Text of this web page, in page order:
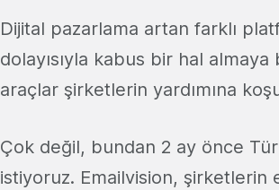
Dijital pazarlama artan farklı
dolayısıyla kabus bir hal
araçlar şirketlerin yardımına
Çok değil, bundan 2 ay önce
istiyoruz. Emailvision,